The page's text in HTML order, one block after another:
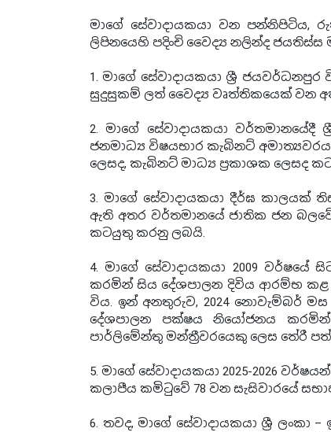
මාගේ සේවාදායකයා වන පන්නිපිටිය,
ලිපිනයෙහි පදිංචි වෛද්‍ය නලින්ද ජයතිස්ස
1. මාගේ සේවාදායකයා ශ්‍රී
සුදුසුකම් ලත් වෛද්‍ය වෘත්තිකයෙක් වන
2. මාගේ සේවාදායකයා වර්තමානයේදී
ජනමාධ්‍ය විෂයභාර කැබිනට්
ලෙසද, කැබිනට් මාධ්‍ය ප්‍රකාශක ලෙසද
3. මාගේ සේවාදායකයා දීර්ඝ
ඇති අතර වර්තමානයේ ජාතික ජන
කටයුතු කරනු ලබයි.
4. මාගේ සේවාදායකයා 2009
කරමින් සිය දේශපාලන දිවිය ආරම්භ කළ
විය. ඉන් අනතුරුව, 2024 නොවැම්බර්
දේශපාලන පක්ෂය නියෝජනය
පාර්ලිමේන්තු මන්ත්‍රීවරයෙකු ලෙස තේරී
5. මාගේ සේවාදායකයා 2025-2026
කලාපීය කමිටුවේ 78 වන සැසිවාරයේ
6. තවද, මාගේ සේවාදායකයා ශ්‍රී